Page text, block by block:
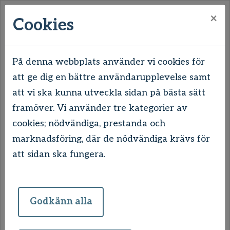
Hem Lokaler
Lokaler
Cookies ×
På denna webbplats använder vi cookies för
att ge dig en bättre användarupplevelse samt
att vi ska kunna utveckla sidan på bästa sätt
framöver. Vi använder tre kategorier av
cookies; nödvändiga, prestanda och
marknadsföring, där de nödvändiga krävs för
att sidan ska fungera.
Godkänn alla